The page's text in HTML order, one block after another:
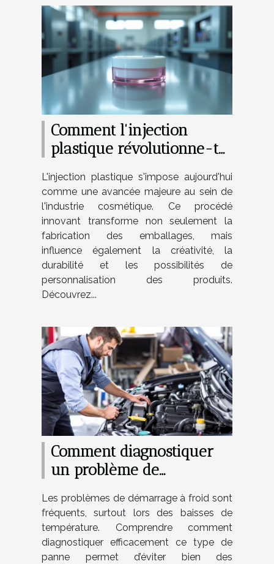
Comment l'injection
plastique révolutionne-t-
?
L'injection plastique s'impose aujourd'hui
comme une avancée majeure au sein de
l'industrie cosmétique. Ce procédé
innovant transforme non seulement la
fabrication des emballages, mais
influence également la créativité, la
durabilité et les possibilités de
personnalisation des produits.
Découvrez...
Comment diagnostiquer
un problème de
Les problèmes de démarrage à froid sont
fréquents, surtout lors des baisses de
température. Comprendre comment
diagnostiquer efficacement ce type de
panne permet d’éviter bien des